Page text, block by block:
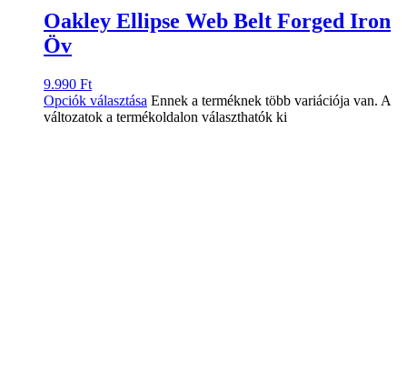
Oakley Ellipse Web Belt Forged Iron
Öv
9.990 Ft
Opciók választása Ennek a terméknek több variációja van. A
változatok a termékoldalon választhatók ki